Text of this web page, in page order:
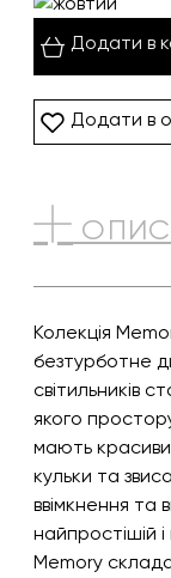
Додати в
Додати в
ОПИС
Колекція
безтурботне
світильників
якого
мають
кульки та
ввімкнення та
найпростішій
Memory